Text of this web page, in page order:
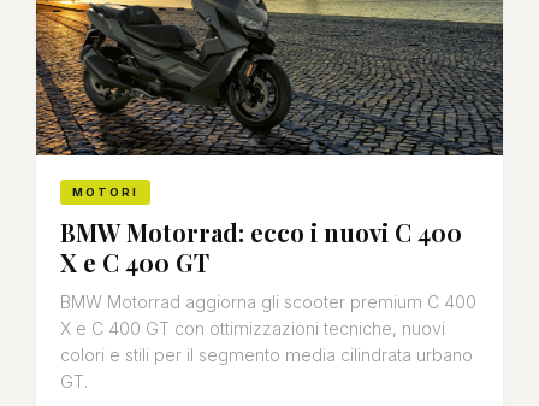
MOTORI
BMW Motorrad: ecco i nuovi C 400
X e C 400 GT
BMW Motorrad aggiorna gli scooter premium C 400
X e C 400 GT con ottimizzazioni tecniche, nuovi
colori e stili per il segmento media cilindrata urbano
GT.